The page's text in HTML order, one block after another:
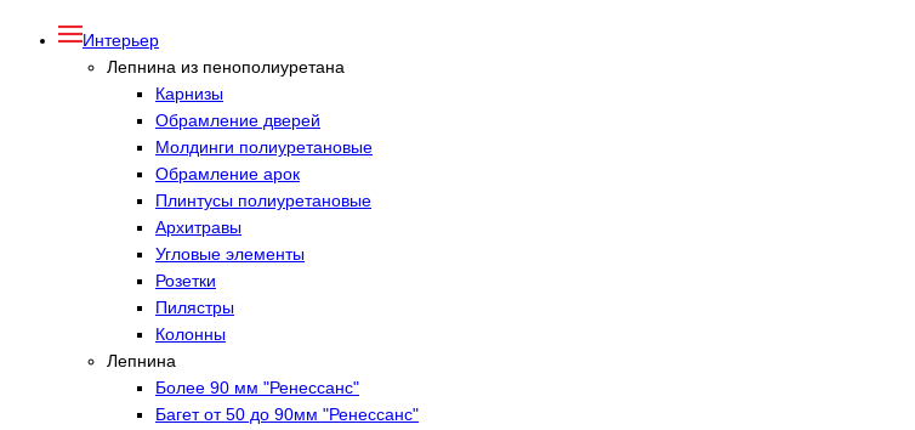
Интерьер
Лепнина из пенополиуретана
Карнизы
Обрамление дверей
Молдинги полиуретановые
Обрамление арок
Плинтусы полиуретановые
Архитравы
Угловые элементы
Розетки
Пилястры
Колонны
Лепнина
Более 90 мм "Ренессанс"
Багет от 50 до 90мм "Ренессанс"